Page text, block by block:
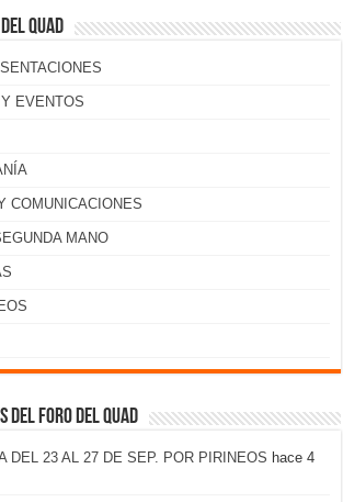
Quad
EVENTOS
COMUNICACIONES
MANO
del foro del Quad
DEL 23 AL 27 DE SEP. POR PIRINEOS hace 4